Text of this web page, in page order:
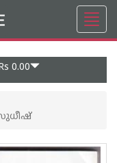
0.00